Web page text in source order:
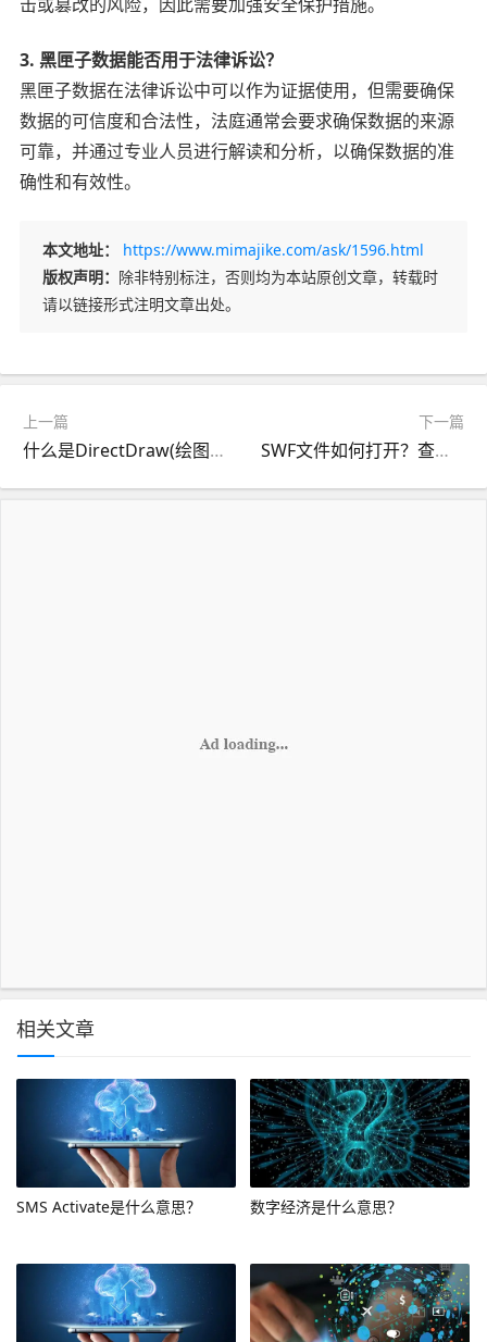
3. 黑匣子数据能否用于法律诉讼？
黑匣子数据在法律诉讼中可以作为证据使用，但需要确保
数据的可信度和合法性，法庭通常会要求确保数据的来源
可靠，并通过专业人员进行解读和分析，以确保数据的准
确性和有效性。
本文地址：
https://www.mimajike.com/ask/1596.html
版权声明： 除非特别标注，否则均为本站原创文章，转载时
请以链接形式注明文章出处。
上一篇
什么是DirectDraw(绘图接口)？
下一篇
SWF文件如何打开？查看Flash动画的方法
相关文章
SMS Activate是什么意思？ 数字经济是什么意思？